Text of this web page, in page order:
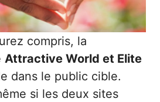
compris, la
Attractive World et Elite
dans le public cible.
si les deux sites